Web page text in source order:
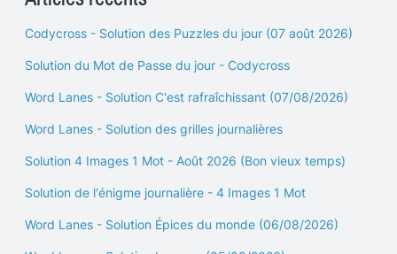
Codycross - Solution des Puzzles du jour (07 août 2026)
Solution du Mot de Passe du jour - Codycross
Word Lanes - Solution C'est rafraîchissant (07/08/2026)
Word Lanes - Solution des grilles journalières
Solution 4 Images 1 Mot - Août 2026 (Bon vieux temps)
Solution de l'énigme journalière - 4 Images 1 Mot
Word Lanes - Solution Épices du monde (06/08/2026)